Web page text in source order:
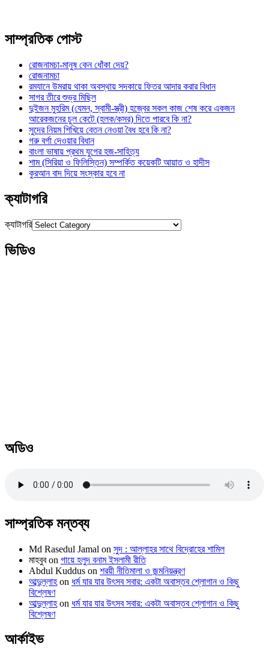
সাম্প্রতিক পোস্ট
রোজনামচা-মানুষ কেন ধোঁকা দেয়?
রোজনামচা
রমযানে উমরায় থাকা অবস্থায় সদকায়ে ফিতর আদার করার বিধান
সাগর তীরে শুভ্র মিছিল
দুইজন মুহরিম (যেমন, স্বামী-স্ত্রী) হজ্বের সকল কাজ শেষ করে একজন
আরেকজনের চুল কেটে (হলক/কসর) দিতে পারবে কি না?
সুদের নিয়ম শিখিয়ে বেতন নেওয়া বৈধ হবে কি না?
গরু বর্গা দেওয়ার বিধান
বাংলা ভাষায় প্রথম যুগের হজ-সাহিত্য
শাম (সিরিয়া ও ফিলিস্তিন) সম্পর্কিত কয়েকটি আয়াত ও হাদীস
কুরআন বাদ দিয়ে সংস্কার হবে না
ক্যাটাগরি
ক্যাটাগরি
ভিডিও
অডিও
সাম্প্রতিক মন্তব্য
Md Rasedul Jamal on সুদ : আল্লাহর সাথে বিদ্রোহের শামিল
মাহবুবon গায়ে হলুদ বনাম ইসলামী রীতি
Abdul Kuddus on শরয়ী নীতিমালা ও জন্মনিয়ন্ত্রণ
আব্দুল্লাহon ধর্ম যার যার উৎসব সবার: একটা অবাস্তব শ্লোগান ও কিছু
বিশ্লেষণ
আব্দুল্লাহon ধর্ম যার যার উৎসব সবার: একটা অবাস্তব শ্লোগান ও কিছু
বিশ্লেষণ
আর্কাইভ